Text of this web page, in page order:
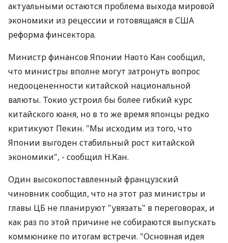
актуальными остаются проблема выхода мировой
экономики из рецессии и готовящаяся в США
реформа финсектора.
Министр финансов Японии Наото Кан сообщил,
что министры вполне могут затронуть вопрос
недооцененности китайской национальной
валюты. Токио устроил бы более гибкий курс
китайского юаня, но в то же время японцы редко
критикуют Пекин. "Мы исходим из того, что
Японии выгоден стабильный рост китайской
экономики", - сообщил Н.Кан.
Один высокопоставленный французский
чиновник сообщил, что на этот раз министры и
главы ЦБ не планируют "увязать" в переговорах, и
как раз по этой причине не собираются выпускать
коммюнике по итогам встречи. "Основная идея